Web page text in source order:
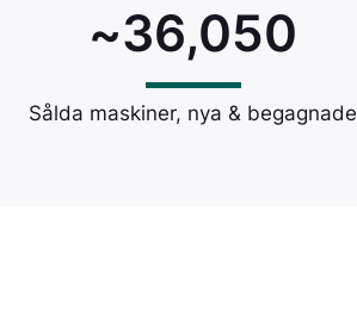
~36,050
Sålda maskiner, nya & begagnade